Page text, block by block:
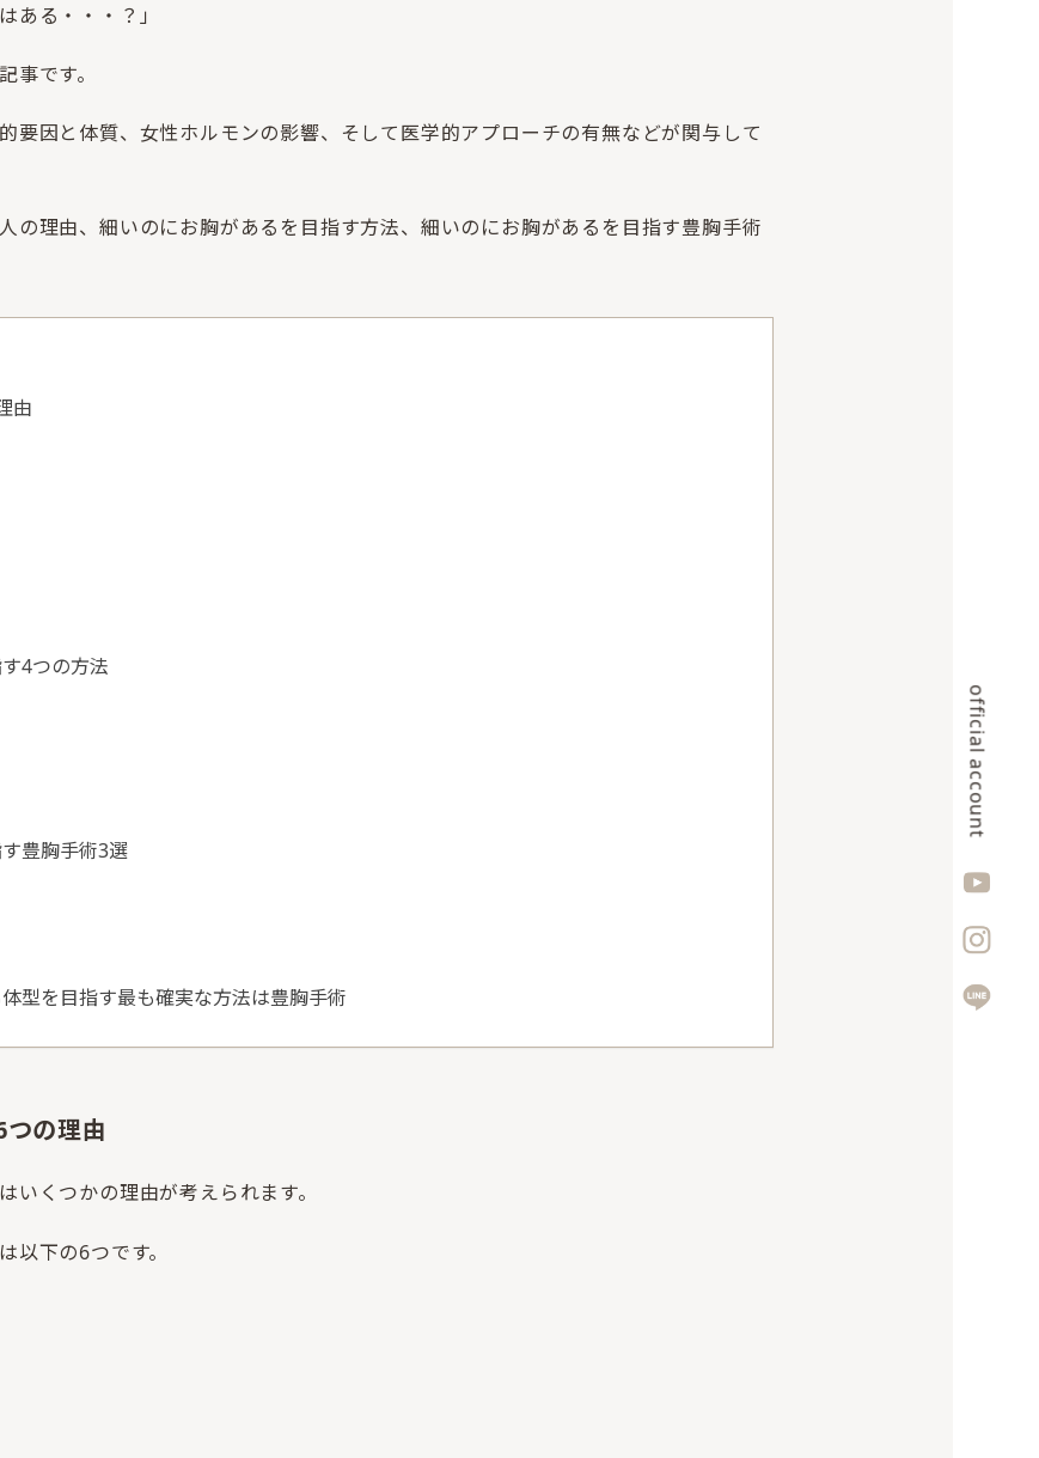
official account
ある・・・？」
事です。
要因と体質、女性ホルモンの影響、そして医学的アプローチの有無などが関与して
の理由、細いのにお胸があるを目指す方法、細いのにお胸があるを目指す豊胸手術
由
4つの方法
豊胸手術3選
型を目指す最も確実な方法は豊胸手術
の理由
くつかの理由が考えられます。
以下の6つです。